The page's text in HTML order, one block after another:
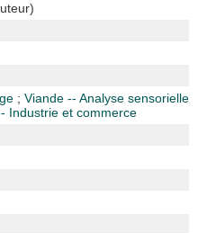
;Viande -- Analyse sensorielle
Industrie et commerce